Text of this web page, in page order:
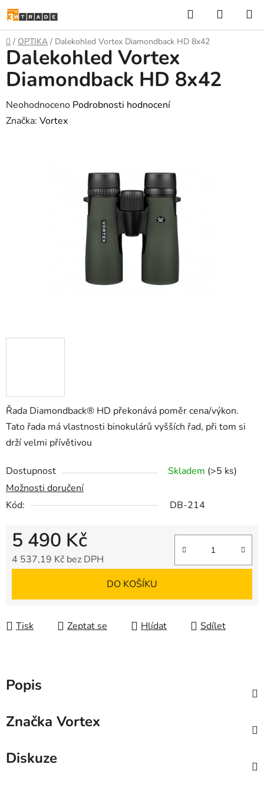
Přejít
na
obsah
Hledat
KOŠÍK
Domů
/ OPTIKA / Dalekohled Vortex Diamondback HD 8x42
Řada Diamondback® HD překonává poměr cena/výkon.
Tato řada má vlastnosti binokulárů vyšších řad, při tom si
drží velmi přívětivou
Dostupnost Skladem (>5 ks)
Možnosti doručení
Kód:
DB-214
5 490 Kč
4 537,19 Kč bez DPH
DO KOŠÍKU
Tisk Zeptat se Hlídat Sdílet
Dalekohled Vortex
Diamondback HD 8x42
Průměrné
hodnocení
Neohodnoceno Podrobnosti hodnocení
Značka: Vortex
Popis
Značka Vortex
Diskuze